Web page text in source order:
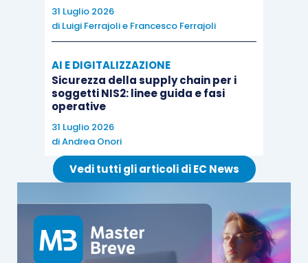
31 Luglio 2026
di Luigi Ferrajolie Francesco Ferrajoli
AI E DIGITALIZZAZIONE
Sicurezza della supply chain per i
soggetti NIS2: linee guida e fasi
operative
31 Luglio 2026
diAndrea Onori
Vedi tutti gli articoli di EC News